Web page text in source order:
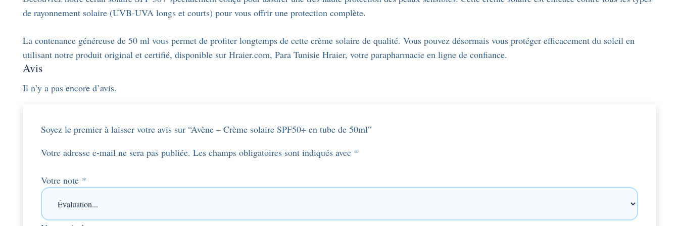
de rayonnement solaire (UVB-UVA longs et courts) pour vous offrir une protection complète.
La contenance généreuse de 50 ml vous permet de profiter longtemps de cette crème solaire de qualité. Vous pouvez désormais vous protéger efficacement du soleil en
utilisant notre produit original et certifié, disponible sur Hraier.com, Para Tunisie Hraier, votre parapharmacie en ligne de confiance.
Avis
Il n’y a pas encore d’avis.
Soyez le premier à laisser votre avis sur “Avène – Crème solaire SPF50+ en tube de 50ml”
Votre adresse e-mail ne sera pas publiée. Les champs obligatoires sont indiqués avec *
Votre note *